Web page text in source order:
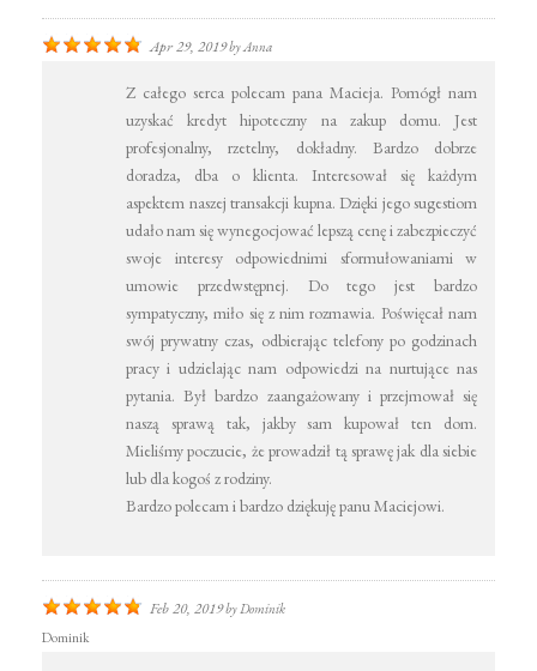
Apr 29, 2019byAnna
Z całego serca polecam pana Macieja. Pomógł nam
uzyskać kredyt hipoteczny na zakup domu. Jest
profesjonalny, rzetelny, dokładny. Bardzo dobrze
doradza, dba o klienta. Interesował się każdym
aspektem naszej transakcji kupna. Dzięki jego sugestiom
udało nam się wynegocjować lepszą cenę i zabezpieczyć
swoje interesy odpowiednimi sformułowaniami w
umowie przedwstępnej. Do tego jest bardzo
sympatyczny, miło się z nim rozmawia. Poświęcał nam
swój prywatny czas, odbierając telefony po godzinach
pracy i udzielając nam odpowiedzi na nurtujące nas
pytania. Był bardzo zaangażowany i przejmował się
naszą sprawą tak, jakby sam kupował ten dom.
Mieliśmy poczucie, że prowadził tą sprawę jak dla siebie
lub dla kogoś z rodziny.
Bardzo polecam i bardzo dziękuję panu Maciejowi.
Feb 20, 2019byDominik
Dominik